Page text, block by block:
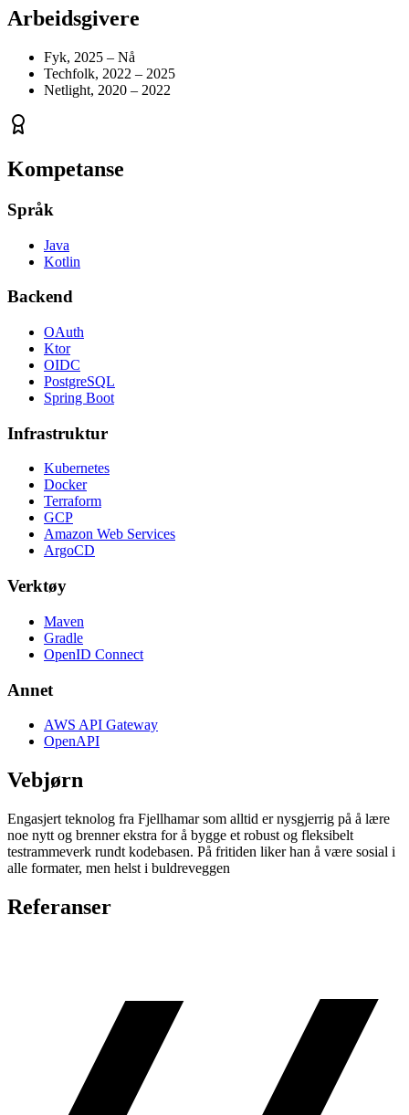
Arbeidsgivere
Fyk, 2025 – Nå
Techfolk, 2022 – 2025
Netlight, 2020 – 2022
Kompetanse
Språk
Java
Kotlin
Backend
OAuth
Ktor
OIDC
PostgreSQL
Spring Boot
Infrastruktur
Kubernetes
Docker
Terraform
GCP
Amazon Web Services
ArgoCD
Verktøy
Maven
Gradle
OpenID Connect
Annet
AWS API Gateway
OpenAPI
Vebjørn
Engasjert teknolog fra Fjellhamar som alltid er nysgjerrig på å lære
noe nytt og brenner ekstra for å bygge et robust og fleksibelt
testrammeverk rundt kodebasen. På fritiden liker han å være sosial i
alle formater, men helst i buldreveggen
Referanser